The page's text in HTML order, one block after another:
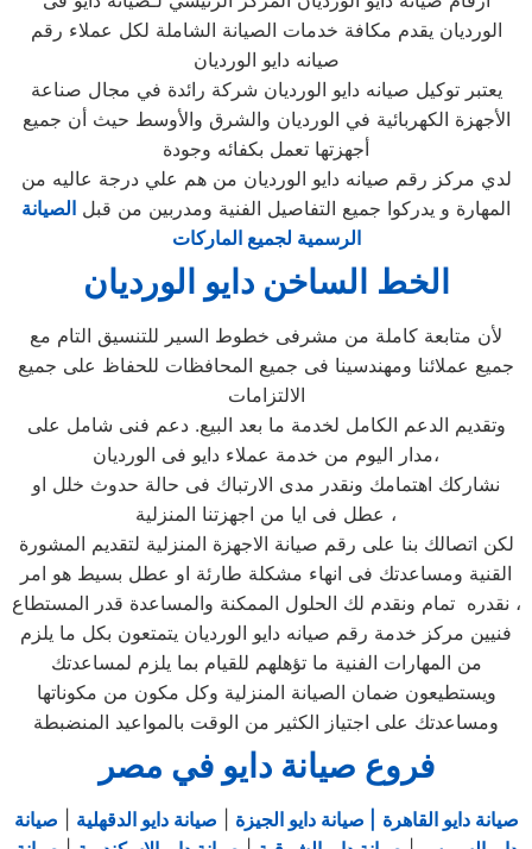
الورديان يقدم مكافة خدمات الصيانة الشاملة لكل عملاء رقم
صيانه دايو الورديان
يعتبر توكيل صيانه دايو الورديان شركة رائدة في مجال صناعة
الأجهزة الكهربائية في الورديان والشرق والأوسط حيث أن جميع
أجهزتها تعمل بكفائه وجودة
لدي مركز رقم صيانه دايو الورديان من هم علي درجة عاليه من
المهارة و يدركوا جميع التفاصيل الفنية ومدربين من قبل الصيانة
الرسمية لجميع الماركات
الخط الساخن دايو الورديان
لأن متابعة كاملة من مشرفى خطوط السير للتنسيق التام مع
جميع عملائنا ومهندسينا فى جميع المحافظات للحفاظ على جميع
الالتزامات
وتقديم الدعم الكامل لخدمة ما بعد البيع. دعم فنى شامل على
مدار اليوم من خدمة عملاء دايو فى الورديان،
نشاركك اهتمامك ونقدر مدى الارتباك فى حالة حدوث خلل او
عطل فى ايا من اجهزتنا المنزلية ،
لكن اتصالك بنا على رقم صيانة الاجهزة المنزلية لتقديم المشورة
القنية ومساعدتك فى انهاء مشكلة طارئة او عطل بسيط هو امر
نقدره تمام ونقدم لك الحلول الممكنة والمساعدة قدر المستطاع ،
فنيين مركز خدمة رقم صيانه دايو الورديان يتمتعون بكل ما يلزم
من المهارات الفنية ما تؤهلهم للقيام بما يلزم لمساعدتك
ويستطيعون ضمان الصيانة المنزلية وكل مكون من مكوناتها
ومساعدتك على اجتياز الكثير من الوقت بالمواعيد المنضبطة
فروع صيانة دايو في مصر
صيانة دايو القاهرة | صيانة دايو الجيزة صيانة دايو الدقهلية
صيانة